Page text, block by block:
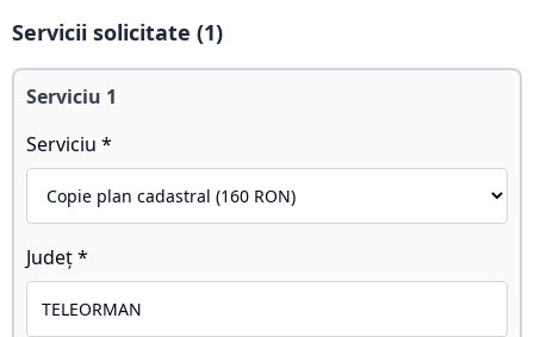
Servicii solicitate (1)
Serviciu 1
Serviciu *
Județ *